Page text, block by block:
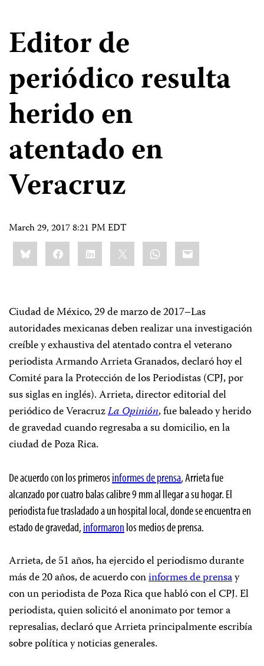
Editor de
periódico resulta
herido en
atentado en
Veracruz
March 29, 2017 8:21 PM EDT
Share
this:BlueskyFacebookLinkedIn WhatsApp
Email
Ciudad de México, 29 de marzo de 2017–Las
autoridades mexicanas deben realizar una investigación
creíble y exhaustiva del atentado contra el veterano
periodista Armando Arrieta Granados, declaró hoy el
Comité para la Protección de los Periodistas (CPJ, por
sus siglas en inglés). Arrieta, director editorial del
periódico de VeracruzLa Opinión, fue baleado y herido
de gravedad cuando regresaba a su domicilio, en la
ciudad de Poza Rica.
De acuerdo con los primerosinformes de prensa, Arrieta fue
alcanzado por cuatro balas calibre 9 mm al llegar a su hogar. El
periodista fue trasladado a un hospital local, donde se encuentra en
estado de gravedad, informaron los medios de prensa.
Arrieta, de 51 años, ha ejercido el periodismo durante
más de 20 años, de acuerdo coninformes de prensay
con un periodista de Poza Rica que habló con el CPJ. El
periodista, quien solicitó el anonimato por temor a
represalias, declaró que Arrieta principalmente escribía
sobre política y noticias generales.